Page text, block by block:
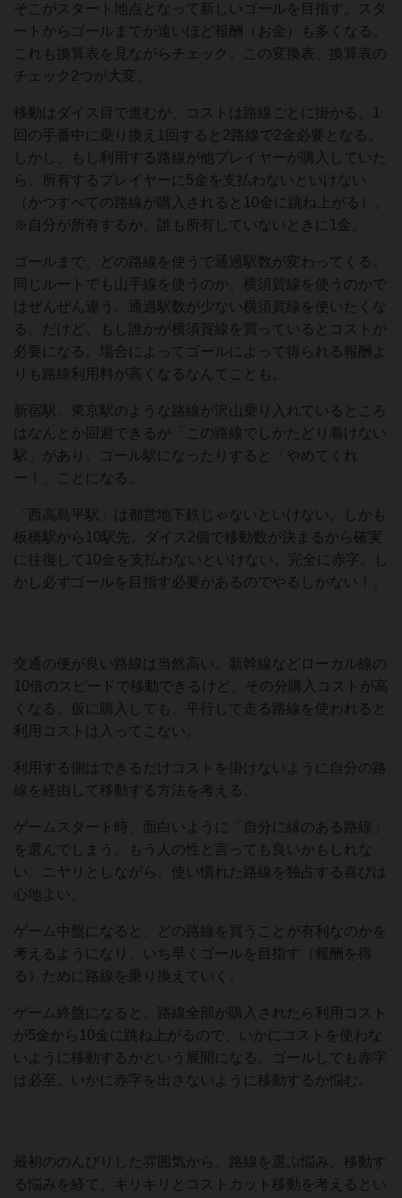
そこがスタート地点となって新しいゴールを目指す。スタ
ートからゴールまでが遠いほど報酬（お金）も多くなる。
これも換算表を見ながらチェック。この変換表、換算表の
チェック2つが大変。
移動はダイス目で進むが、コストは路線ごとに掛かる。1
回の手番中に乗り換え1回すると2路線で2金必要となる。
しかし、もし利用する路線が他プレイヤーが購入していた
ら、所有するプレイヤーに5金を支払わないといけない
（かつすべての路線が購入されると10金に跳ね上がる）。
※自分が所有するか、誰も所有していないときに1金。
ゴールまで、どの路線を使うで通過駅数が変わってくる。
同じルートでも山手線を使うのか、横須賀線を使うのかで
はぜんぜん違う。通過駅数が少ない横須賀線を使いたくな
る。だけど、もし誰かが横須賀線を買っているとコストが
必要になる。場合によってゴールによって得られる報酬よ
りも路線利用料が高くなるなんてことも。
新宿駅、東京駅のような路線が沢山乗り入れているところ
はなんとか回避できるが「この路線でしかたどり着けない
駅」があり、ゴール駅になったりすると「やめてくれ
ー！」ことになる。
「西高島平駅」は都営地下鉄じゃないといけない。しかも
板橋駅から10駅先。ダイス2個で移動数が決まるから確実
に往復して10金を支払わないといけない。完全に赤字。し
かし必ずゴールを目指す必要があるのでやるしかない！。
交通の便が良い路線は当然高い。新幹線などローカル線の
10倍のスピードで移動できるけど、その分購入コストが高
くなる。仮に購入しても、平行して走る路線を使われると
利用コストは入ってこない。
利用する側はできるだけコストを掛けないように自分の路
線を経由して移動する方法を考える。
ゲームスタート時、面白いように「自分に縁のある路線」
を選んでしまう。もう人の性と言っても良いかもしれな
い。ニヤリとしながら、使い慣れた路線を独占する喜びは
心地よい。
ゲーム中盤になると、どの路線を買うことが有利なのかを
考えるようになり、いち早くゴールを目指す（報酬を得
る）ために路線を乗り換えていく。
ゲーム終盤になると、路線全部が購入されたら利用コスト
が5金から10金に跳ね上がるので、いかにコストを使わな
いように移動するかという展開になる。ゴールしても赤字
は必至。いかに赤字を出さないように移動するか悩む。
最初ののんびりした雰囲気から、路線を選ぶ悩み、移動す
る悩みを経て、キリキリとコストカット移動を考えるとい